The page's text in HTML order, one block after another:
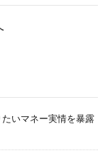
いマネー実情を暴露